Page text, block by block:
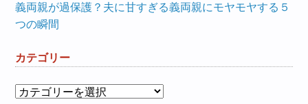
義両親が過保護？夫に甘すぎる義両親にモヤモヤする５
つの瞬間
カテゴリー
カ